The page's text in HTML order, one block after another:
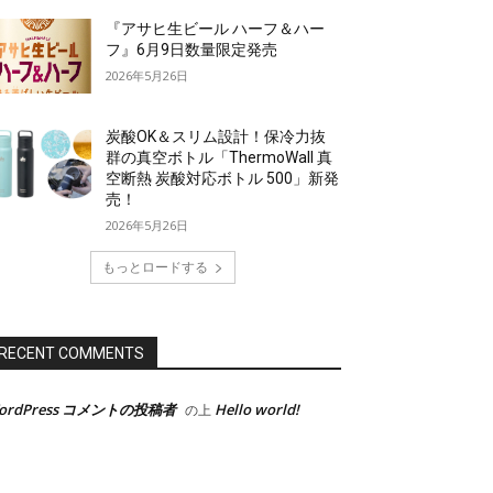
『アサヒ生ビール ハーフ＆ハー
フ』6月9日数量限定発売
2026年5月26日
炭酸OK＆スリム設計！保冷力抜
群の真空ボトル「ThermoWall 真
空断熱 炭酸対応ボトル 500」新発
売！
2026年5月26日
もっとロードする
COMMENTS
コメントの投稿者 の上 Hello world!